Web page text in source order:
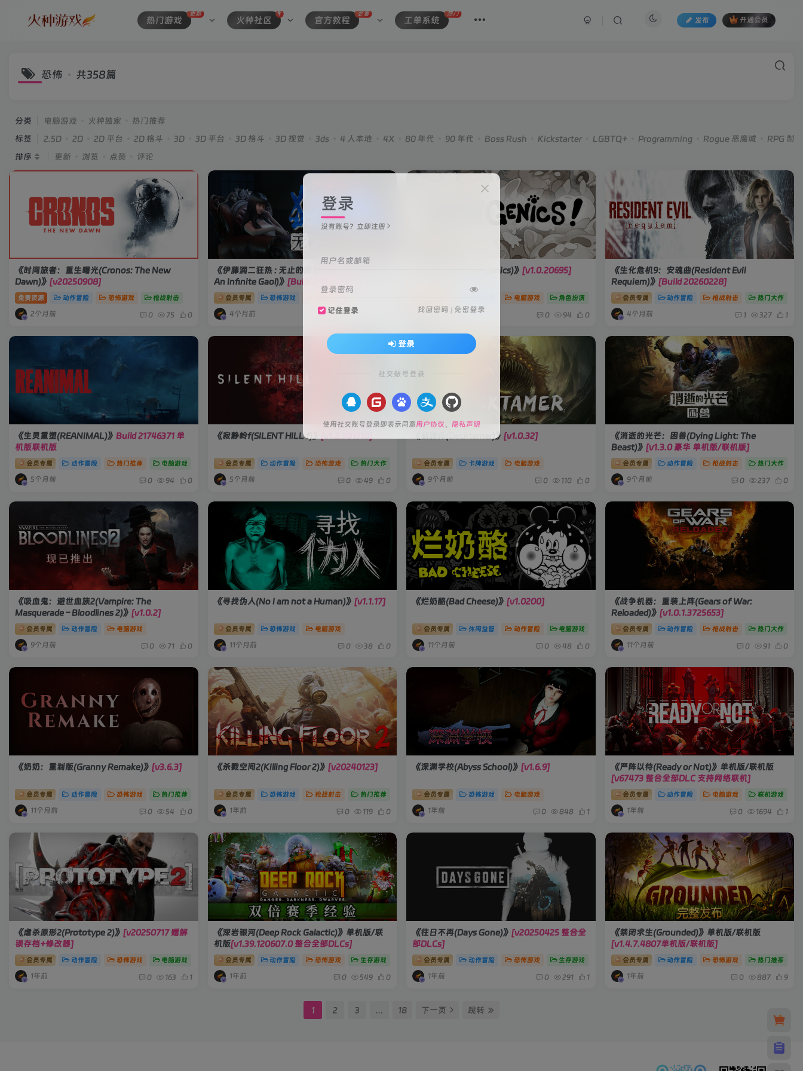
热门游戏
更新
火种社区 官方教程
必看
工单系统
热门
发布 开通会员
恐怖 共358篇
分类 电脑游戏 火种独家
热门推荐
标签
2.5D 2D 2D 平台 2D 格斗 3D 3D 平台 3D 格斗 3D 视觉 3ds 4 人本地 4X 80 年代 90 年代 Boss Rush Kickstarter LGBTQ+ Programming Rogue 恶魔城
RPG 制
排序
更新 浏览 点赞 评论
《时间旅者：重生曙光(Cronos: The New
Dawn)》 [v20250908]
免费资源 动作冒险 恐怖游戏 枪战射击
2个月前 0 75 0
《伊藤润二狂热 : 无止的囹圄(Junji Ito Maniac:
An Infinite Gaol)》 [Build 20750703]
会员专属 恐怖游戏
4个月前 0
《喵喵的结合(Mewgenics)》 [v1.0.20695]
电脑游戏 角色扮演
4个月前 0 94 0
《生化危机9：安魂曲(Resident Evil
Requiem)》 [Build 20260228]
会员专属 动作冒险 枪战射击 热门大作
4个月前 1 327 1
《生灵重塑(REANIMAL)》 Build 21746371 单
机版联机版
会员专属 动作冒险 热门推荐 电脑游戏
5个月前 0 94 0
《寂静岭f(SILENT HILL f)》
会员专属 动作冒险 恐怖游戏 热门大作
5个月前 0 49 0
《驯牌师(Decktamer)》 [v1.0.32]
会员专属 卡牌游戏 电脑游戏
9个月前 0 110 0
《消逝的光芒：困兽(Dying Light: The
Beast)》 [v1.3.0 豪华 单机版/联机版]
会员专属 动作冒险 枪战射击 热门大作
9个月前 0 237 0
《吸血鬼：避世血族2(Vampire: The
Masquerade – Bloodlines 2)》 [v1.0.2]
会员专属 动作冒险 电脑游戏
9个月前 0 71 0
《寻找伪人(No I am not a Human)》 [v1.1.17]
会员专属 恐怖游戏 电脑游戏
11个月前 0 38 0
《烂奶酪(Bad Cheese)》 [v1.0200]
会员专属 休闲益智 动作冒险 电脑游戏
11个月前 0 48 0
《战争机器：重装上阵(Gears of War:
Reloaded)》 [v1.0.1.3725653]
会员专属 动作冒险 枪战射击 热门大作
11个月前 0 91 0
《奶奶：重制版(Granny Remake)》 [v3.6.3]
会员专属 动作冒险 恐怖游戏 热门推荐
11个月前 0 54 0
《杀戮空间2(Killing Floor 2)》 [v20240123]
会员专属 恐怖游戏 枪战射击 热门推荐
1年前 0 119 0
《深渊学校(Abyss School)》 [v1.6.9]
会员专属 恐怖游戏 电脑游戏
1年前 0 848 1
《严阵以待(Ready or Not)》单机版/联机版
[v67473 整合全部DLC 支持网络联机]
会员专属 动作冒险 电脑游戏 联机游戏
1年前 0 1694 1
《虐杀原形2(Prototype 2)》 [v20250717 赠解
锁存档+修改器]
会员专属 动作冒险 恐怖游戏 电脑游戏
1年前 0 163 1
《深岩银河(Deep Rock Galactic)》单机版/联
机版[v1.39.120607.0 整合全部DLCs]
会员专属 动作冒险 恐怖游戏 生存游戏
1年前 0 549 0
《往日不再(Days Gone)》 [v20250425 整合全
部DLCs]
会员专属 动作冒险 恐怖游戏 生存游戏
1年前 0 291 1
《禁闭求生(Grounded)》单机版/联机版
[v1.4.7.4807单机版/联机版]
会员专属 动作冒险 恐怖游戏 热门推荐
1年前 0 887 9
1 2 3 18 下一页 跳转
登录
没有账号？立即注册
用户名或邮箱
登录密码
记住登录 找回密码 | 免密登录
登录
社交账号登录
使用社交账号登录即表示同意用户协议 、 隐私声明